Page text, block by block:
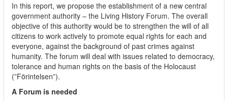
In this report, we propose the establishment of a new central
government authority – the Living History Forum. The overall
objective of this authority would be to strengthen the will of all
citizens to work actively to promote equal rights for each and
everyone, against the background of past crimes against
humanity. The forum will deal with issues related to democracy,
tolerance and human rights on the basis of the Holocaust
(”Förintelsen”).
A Forum is needed